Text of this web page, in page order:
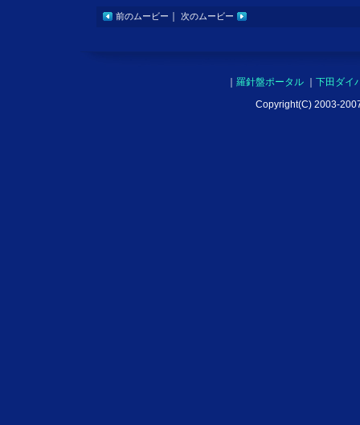
前のムービー 次のムービー
羅針盤ポータル
下田ダイ
Copyright(C) 2003-